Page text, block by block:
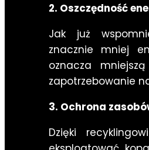
2. Oszczędność
Jak już
znacznie mniej
oznacza
zapotrzebowanie
3. Ochrona
Dzięki